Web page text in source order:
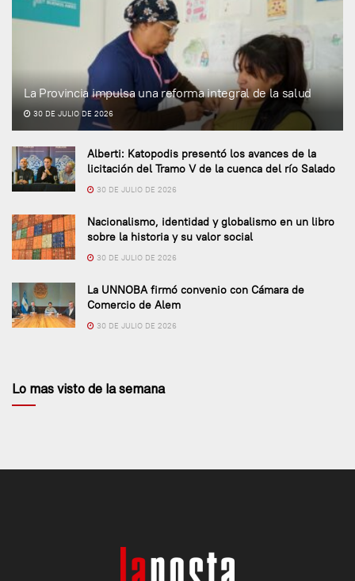
La Provincia impulsa una reforma integral de la salud
30 DE JULIO DE 2026
Alberti: Katopodis presentó los avances de la
licitación del Tramo V de la cuenca del río Salado
30 DE JULIO DE 2026
Nacionalismo, identidad y globalismo en un libro
sobre la historia y su valor social
30 DE JULIO DE 2026
La UNNOBA firmó convenio con Cámara de
Comercio de Alem
30 DE JULIO DE 2026
Lo mas visto de la semana